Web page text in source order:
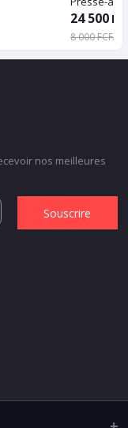
24 500
8 000 FCFA
nos meilleures
Souscrire